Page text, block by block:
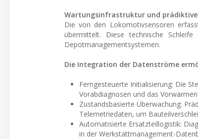
Wartungsinfrastruktur und
Die von den Lokomotivsensoren
übermittelt. Diese technische
Depotmanagementsystemen.
Die Integration der Datenströme
Ferngesteuerte Initialisierung: Die
Vorabdiagnosen und das
Zustandsbasierte Überwachung:
Telemetriedaten, um
Automatisierte Ersatzteillogistik:
in der Werkstattmanagement-